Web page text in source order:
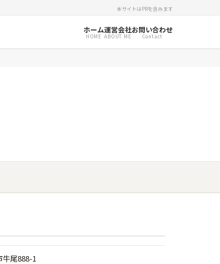
本サイトはPRを含みます
ホーム
HOME
運営会社
ABOUT ME
お問い合わせ
Contact
尾888-1